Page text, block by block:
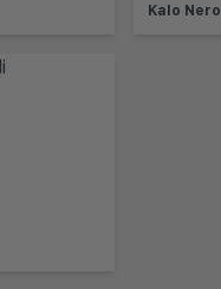
Kalo Nero